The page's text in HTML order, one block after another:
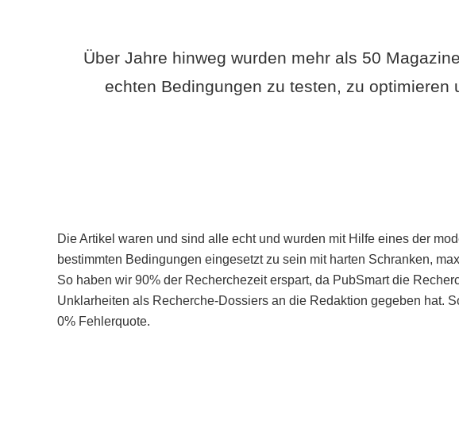
Über Jahre hinweg wurden mehr als 50
echten Bedingungen zu testen, zu optimieren
Die Artikel waren und sind alle echt und wurden mit Hilfe eines der
bestimmten Bedingungen eingesetzt zu sein mit harten Schranken,
So haben wir 90% der Recherchezeit erspart, da PubSmart die
Unklarheiten als Recherche-Dossiers an die Redaktion gegeben hat.
0% Fehlerquote.